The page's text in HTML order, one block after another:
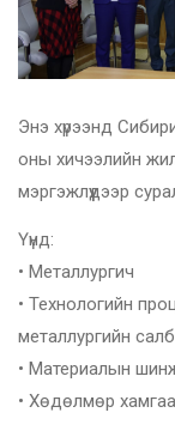
Энэ хүрээнд
оны хичээлийн
мэргэжлүүдээр
Үүнд:
• Металлургич
• Технологийн
металлургийн
• Материалын
• Хөдөлмөр